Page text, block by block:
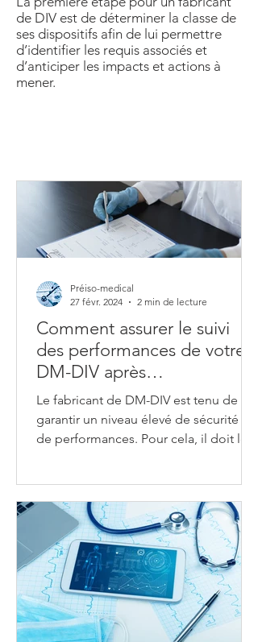
de DIV est de déterminer la classe de
ses dispositifs afin de lui permettre
d’identifier les requis associés et
d’anticiper les impacts et actions à
mener.
Comment assurer le suivi
des performances de votre
DM-DIV après
commercialisation ?
Le fabricant de DM-DIV est tenu de
garantir un niveau élevé de sécurité et
de performances. Pour cela, il doit le
Préiso-medical
27 févr. 2024
2 min de lecture